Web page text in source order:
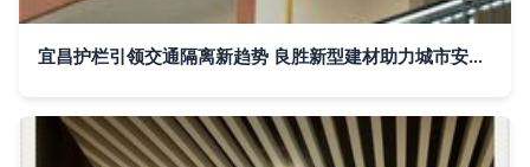
宜昌护栏引领交通隔离新趋势 良胜新型建材助力城市安全与美观兼备